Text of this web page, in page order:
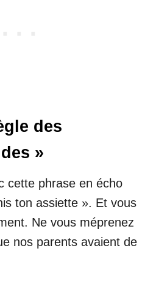
des
»
cette phrase en écho
ton assiette ». Et vous
Ne vous méprenez
nos parents avaient de